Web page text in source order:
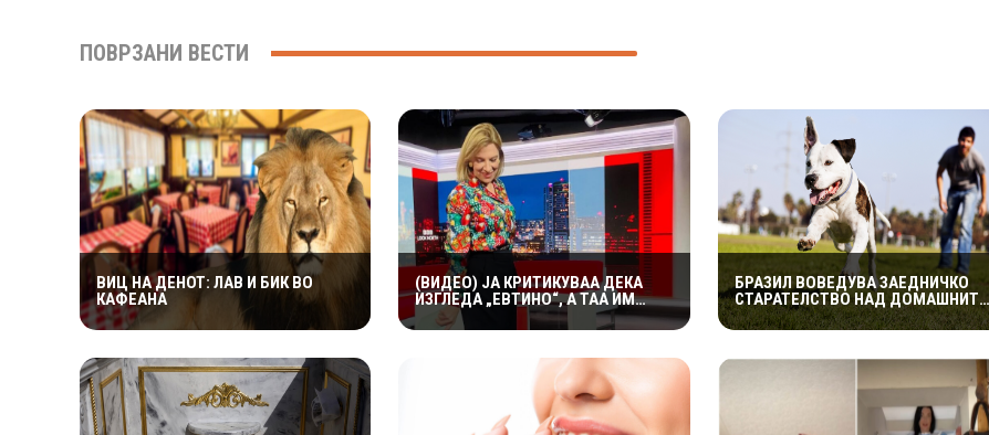
ПОВРЗАНИ ВЕСТИ
ВИЦ НА ДЕНОТ: ЛАВ И БИК ВО
КАФЕАНА
(ВИДЕО) ЈА КРИТИКУВАА ДЕКА
ИЗГЛЕДА „ЕВТИНО“, А ТАА ИМ
ВОЗВРАТИ: СЕГА СИТЕ МОЛЧАТ
БРАЗИЛ ВОВЕДУВА ЗАЕДНИЧКО
СТАРАТЕЛСТВО НАД ДОМАШНИТЕ
МИЛЕНИЦИ ПО РАЗВОД